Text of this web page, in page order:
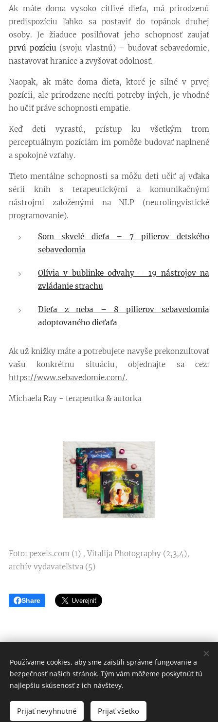
Ak máte doma vysoko citlivé dieťa, má prirodzenú
predispozíciu ľahko sa postaviť do topánok druhej
osoby. Je žiaduce posilňovať jeho schopnosť zaujať
prvú pozíciu (svoju vlastnú) – budovať sebavedomie,
nastavovať hranice a zvyšovať odolnosť.
Naopak, ak máte doma dieťa, ktoré je silné v prvej
pozícii, ale prirodzene necíti potreby iných, je vhodné
ho učiť práve schopnosti empatie.
Keď deti vyrastú, prístup ku všetkým trom
perceptuálnym pozíciám im pomôže budovať naplnené
a spokojné vzťahy.
Tieto mentálne schopnosti sa môžu deti učiť aj vďaka
sérii kníh s terapeutickými a komunikačnými
nástrojmi založenými na NLP (neurolingvistické
programovanie).
Som skvelé dieťa – 7 pilierov detského
sebavedomia
Olívia v bublinke odvahy – 19 nástrojov na
zvládanie strachu
Dieťa z neba – 8 pilierov sebavedomia
adoptovaného dieťaťa
Ak už knižky máte a potrebujete navyše prekonzultovať
vašu konkrétnu situáciu, objednajte sa cez:
https://www.sebavedomie.com/.
Michaela Ray - terapeutka & autorka
Foto: pexels.com (1) , Vitalija Photography (2,3,4),
archív vydavateľstva (5)
Share
©TOP1 knihy s.r.o. & Michaela Ray / S láskou vydané
v roku 2021-26
vlastníctvom autorky a vydavateľstva!
Používame cookies, aby sme zaistili správne fungovanie a
bezpečnosť našich stránok. Tým vám môžeme poskytnúť tú
najlepšiu skúsenosť z ich návštevy.
Prijať nevyhnutné Prijať všetko